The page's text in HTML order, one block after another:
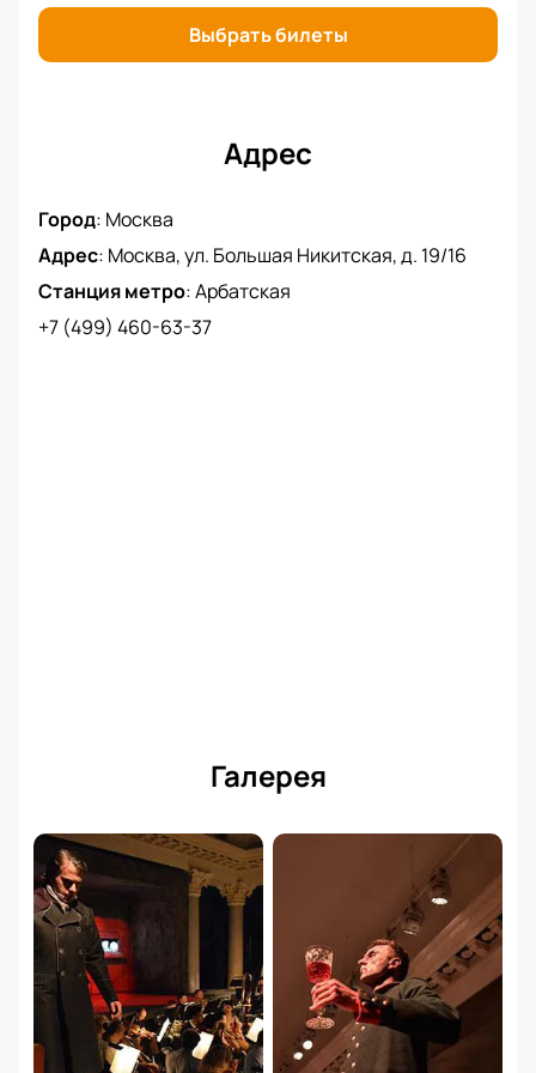
«Геликон-опера» вы можете на нашем сайте,
используя любую удобную для вас форму оплаты.
Выбрать билеты
Адрес
Город: Москва
Адрес: Москва, ул. Большая Никитская, д. 19/16
Станция метро:Арбатская
+7 (499) 460-63-37
Галерея